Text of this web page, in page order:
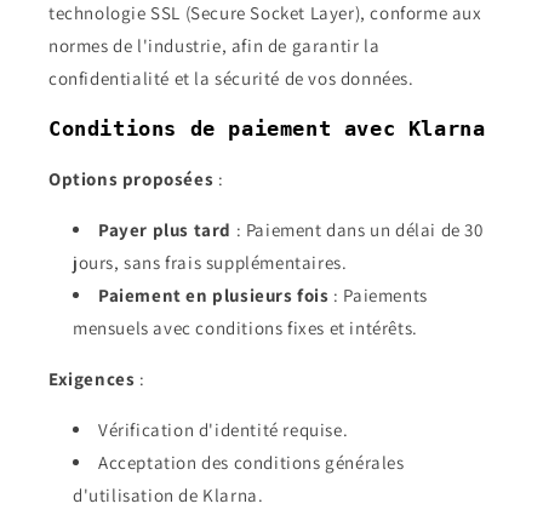
technologie SSL (Secure Socket Layer), conforme aux
normes de l'industrie, afin de garantir la
confidentialité et la sécurité de vos données.
Conditions de paiement avec Klarna
Options proposées :
Payer plus tard : Paiement dans un délai de 30
jours, sans frais supplémentaires.
Paiement en plusieurs fois : Paiements
mensuels avec conditions fixes et intérêts.
Exigences :
Vérification d'identité requise.
Acceptation des conditions générales
d'utilisation de Klarna.